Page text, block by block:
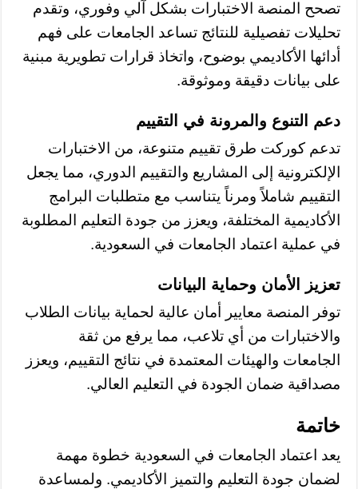
تصحح المنصة الاختبارات بشكل آلي وفوري، وتقدم
تحليلات تفصيلية للنتائج تساعد الجامعات على فهم
أدائها الأكاديمي بوضوح، واتخاذ قرارات تطويرية مبنية
على بيانات دقيقة وموثوقة.
دعم التنوع والمرونة في التقييم
تدعم كوركت طرق تقييم متنوعة، من الاختبارات
الإلكترونية إلى المشاريع والتقييم الدوري، مما يجعل
التقييم شاملاً ومرناً يتناسب مع متطلبات البرامج
الأكاديمية المختلفة، ويعزز من جودة التعليم المطلوبة
في عملية اعتماد الجامعات في السعودية.
تعزيز الأمان وحماية البيانات
توفر المنصة معايير أمان عالية لحماية بيانات الطلاب
والاختبارات من أي تلاعب، مما يرفع من ثقة
الجامعات والهيئات المعتمدة في نتائج التقييم، ويعزز
مصداقية ضمان الجودة في التعليم العالي.
خاتمة
يعد اعتماد الجامعات في السعودية خطوة مهمة
لضمان جودة التعليم والتميز الأكاديمي. ولمساعدة